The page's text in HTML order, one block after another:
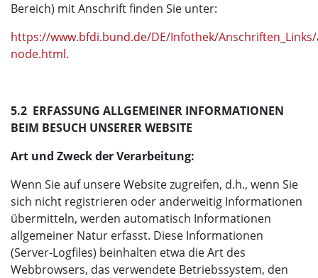
Bereich) mit Anschrift finden Sie unter:
https://www.bfdi.bund.de/DE/Infothek/
node.html.
5.2 ERFASSUNG ALLGEMEINER INFORMATIONEN
BEIM BESUCH UNSERER WEBSITE
Art und Zweck der Verarbeitung:
Wenn Sie auf unsere Website zugreifen, d.h., wenn Sie
sich nicht registrieren oder anderweitig Informationen
übermitteln, werden automatisch Informationen
allgemeiner Natur erfasst. Diese Informationen
(Server-Logfiles) beinhalten etwa die Art des
Webbrowsers, das verwendete Betriebssystem, den